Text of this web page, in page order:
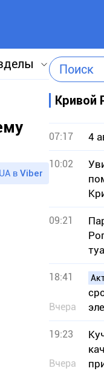
Поиск
в Viber
Кривой
07:17 4
10:02
на
09:21
18:41
Вчера
19:23
Вчера